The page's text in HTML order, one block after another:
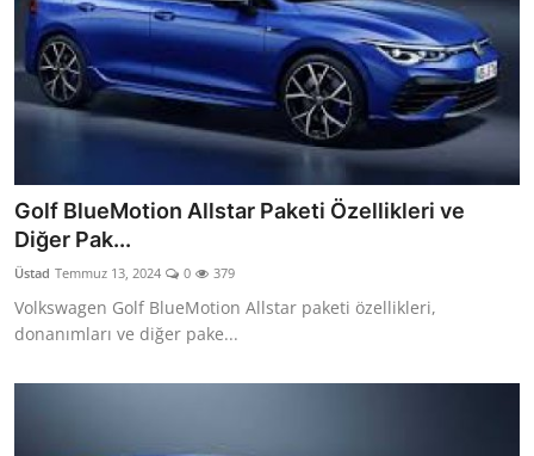
Golf BlueMotion Allstar Paketi Özellikleri ve
Diğer Pak...
Üstad Temmuz 13, 2024 0 379
Volkswagen Golf BlueMotion Allstar paketi özellikleri,
donanımları ve diğer pake...